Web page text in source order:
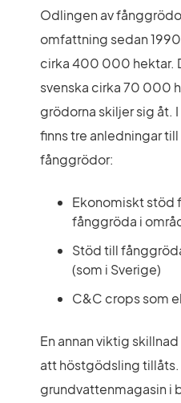
Odlingen av
omfattning sedan
cirka 400 000 hektar.
svenska cirka 70 000
grödorna skiljer sig åt.
finns tre anledningar
fånggrödor:
Ekonomiskt stöd
fånggröda i
Stöd till
(som i Sverige)
C&C crops som
En annan viktig
att höstgödsling
grundvattenmagasin i